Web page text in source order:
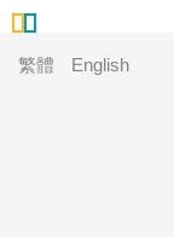
繁體 English